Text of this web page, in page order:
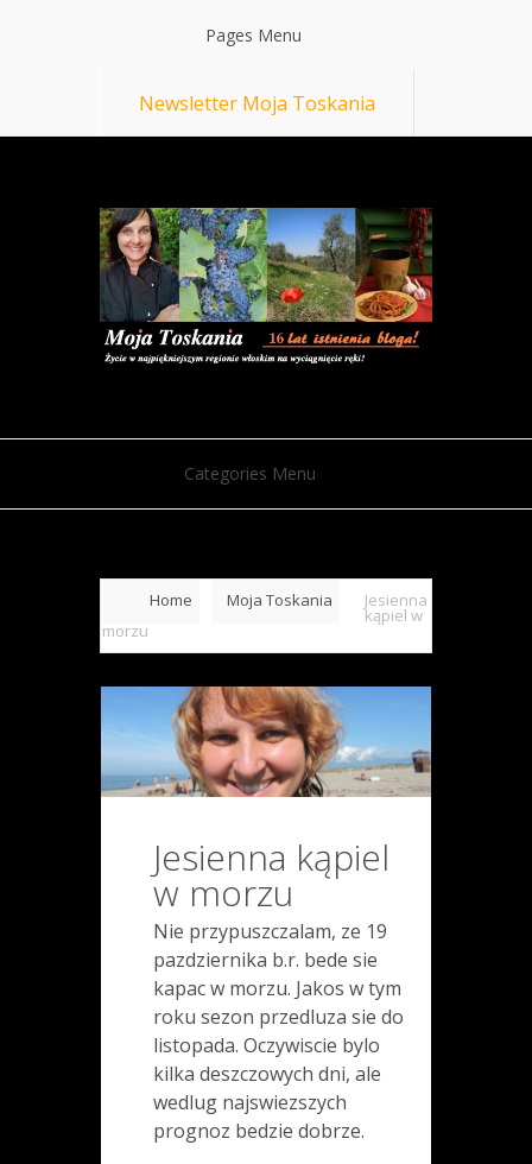
Pages Menu
Newsletter Moja Toskania
Categories Menu
Home Moja Toskania Jesienna
kąpiel w
morzu
Jesienna kąpiel
w morzu
Nie przypuszczalam, ze 19
pazdziernika b.r. bede sie
kapac w morzu. Jakos w tym
roku sezon przedluza sie do
listopada. Oczywiscie bylo
kilka deszczowych dni, ale
wedlug najswiezszych
prognoz bedzie dobrze.